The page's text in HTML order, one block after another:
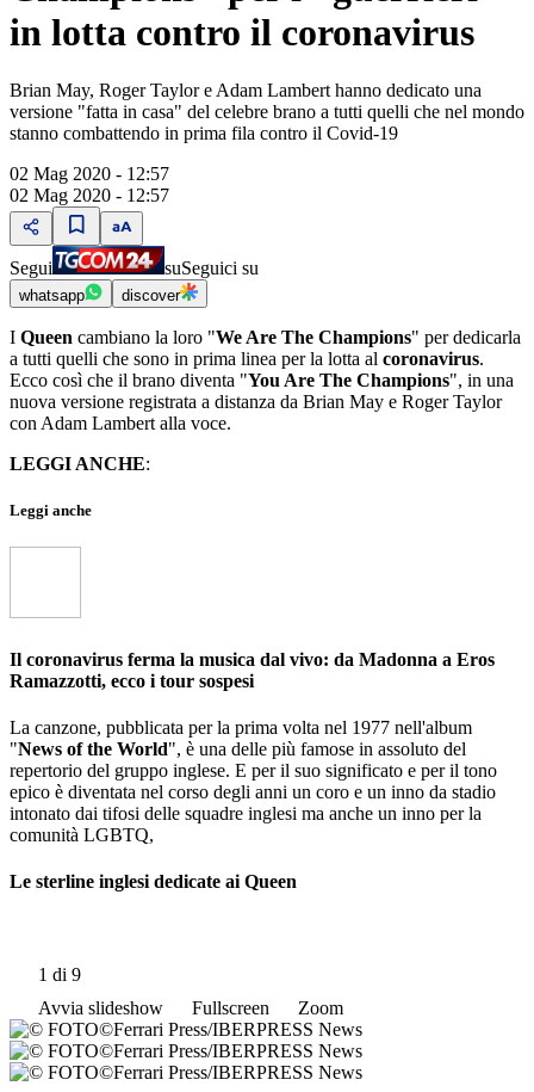
in lotta contro il coronavirus
Brian May, Roger Taylor e Adam Lambert hanno dedicato una
versione "fatta in casa" del celebre brano a tutti quelli che nel mondo
stanno combattendo in prima fila contro il Covid-19
02 Mag 2020 - 12:57
02 Mag 2020 - 12:57
Segui suSeguici su
whatsapp discover
I Queen cambiano la loro "We Are The Champions" per dedicarla
a tutti quelli che sono in prima linea per la lotta al coronavirus.
Ecco così che il brano diventa "You Are The Champions", in una
nuova versione registrata a distanza da Brian May e Roger Taylor
con Adam Lambert alla voce.
LEGGI ANCHE:
Leggi anche
Il coronavirus ferma la musica dal vivo: da Madonna a Eros
Ramazzotti, ecco i tour sospesi
La canzone, pubblicata per la prima volta nel 1977 nell'album
"News of the World", è una delle più famose in assoluto del
repertorio del gruppo inglese. E per il suo significato e per il tono
epico è diventata nel corso degli anni un coro e un inno da stadio
intonato dai tifosi delle squadre inglesi ma anche un inno per la
comunità LGBTQ,
Le sterline inglesi dedicate ai Queen
1 di 9
Avvia slideshow
Fullscreen Zoom